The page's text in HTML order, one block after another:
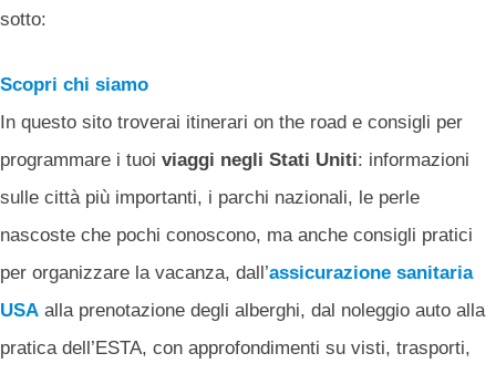
sotto:
Scopri chi siamo
In questo sito troverai itinerari on the road e consigli per
programmare i tuoi viaggi negli Stati Uniti: informazioni
sulle città più importanti, i parchi nazionali, le perle
nascoste che pochi conoscono, ma anche consigli pratici
per organizzare la vacanza, dall’assicurazione sanitaria
USA alla prenotazione degli alberghi, dal noleggio auto alla
pratica dell’ESTA, con approfondimenti su visti, trasporti,